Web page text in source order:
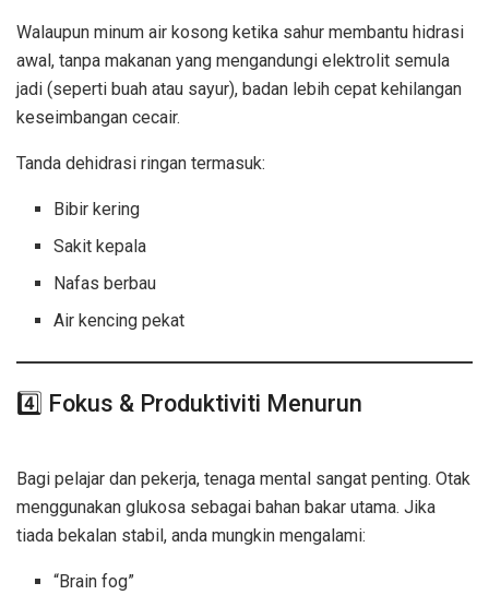
Walaupun minum air kosong ketika sahur membantu hidrasi
awal, tanpa makanan yang mengandungi elektrolit semula
jadi (seperti buah atau sayur), badan lebih cepat kehilangan
keseimbangan cecair.
Tanda dehidrasi ringan termasuk:
Bibir kering
Sakit kepala
Nafas berbau
Air kencing pekat
4️⃣ Fokus & Produktiviti Menurun
Bagi pelajar dan pekerja, tenaga mental sangat penting. Otak
menggunakan glukosa sebagai bahan bakar utama. Jika
tiada bekalan stabil, anda mungkin mengalami:
“Brain fog”